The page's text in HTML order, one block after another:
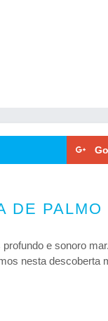
DE
e sonoro
nesta